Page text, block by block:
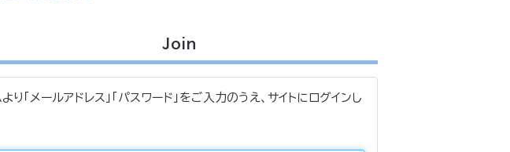
Join
メールアドレス」「パスワード」をご入力のうえ、サイトにログインし